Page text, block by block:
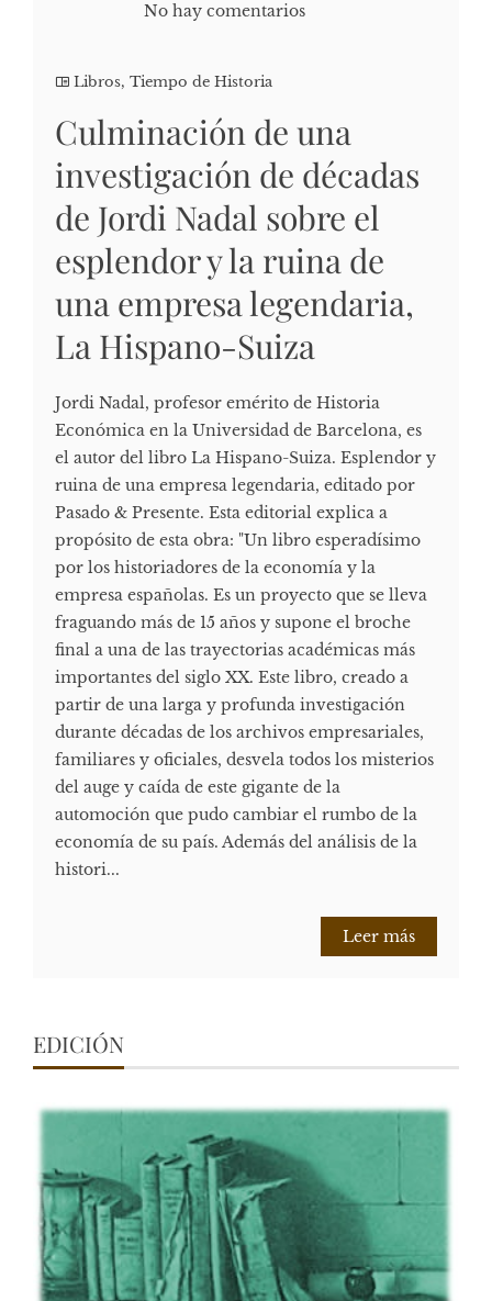
No hay comentarios
Libros, Tiempo de Historia
Culminación de una
investigación de décadas
de Jordi Nadal sobre el
esplendor y la ruina de
una empresa legendaria,
La Hispano-Suiza
Jordi Nadal, profesor emérito de Historia
Económica en la Universidad de Barcelona, es
el autor del libro La Hispano-Suiza. Esplendor y
ruina de una empresa legendaria, editado por
Pasado & Presente. Esta editorial explica a
propósito de esta obra: "Un libro esperadísimo
por los historiadores de la economía y la
empresa españolas. Es un proyecto que se lleva
fraguando más de 15 años y supone el broche
final a una de las trayectorias académicas más
importantes del siglo XX. Este libro, creado a
partir de una larga y profunda investigación
durante décadas de los archivos empresariales,
familiares y oficiales, desvela todos los misterios
del auge y caída de este gigante de la
automoción que pudo cambiar el rumbo de la
economía de su país. Además del análisis de la
histori...
Leer más
EDICIÓN